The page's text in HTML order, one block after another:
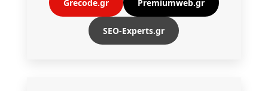
Grecode.gr Premiumweb.gr
SEO-Experts.gr